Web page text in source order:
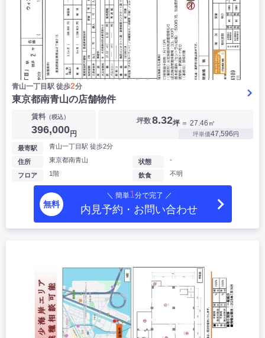
青山一丁目駅 徒歩2分
東京都南青山の店舗物件
賃料（税込）
396,000円
坪数8.32坪 ＝ 27.46㎡
坪単価47,596円
最寄駅 青山一丁目駅 徒歩2分
住所 東京都南青山
フロア 1階
状態 -
飲食 不明
無料
＼ 簡単1分で完了 ／
内見予約・お問い合わせ